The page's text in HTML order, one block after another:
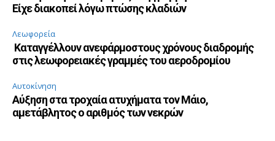
Είχε διακοπεί λόγω πτώσης κλαδιών
Λεωφορεία
Καταγγέλλουν ανεφάρμοστους χρόνους διαδρομής
στις λεωφορειακές γραμμές του αεροδρομίου
Αυτοκίνηση
Αύξηση στα τροχαία ατυχήματα τον Μάιο,
αμετάβλητος ο αριθμός των νεκρών